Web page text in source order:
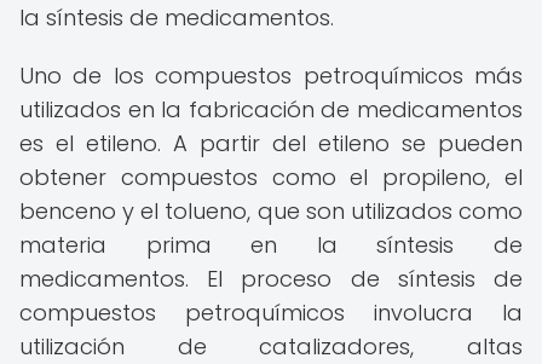
la síntesis de medicamentos.
Uno de los compuestos petroquímicos más
utilizados en la fabricación de medicamentos
es el etileno. A partir del etileno se pueden
obtener compuestos como el propileno, el
benceno y el tolueno, que son utilizados como
materia prima en la síntesis de
medicamentos. El proceso de síntesis de
compuestos petroquímicos involucra la
utilización de catalizadores, altas